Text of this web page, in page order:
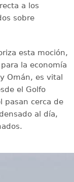
a los
sobre
esta moción,
la economía
Omán, es vital
el Golfo
pasan cerca de
al día,